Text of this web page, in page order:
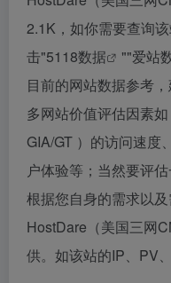
2.1K，如你需要查询
击"5118数据 ""爱站
目前的网站数据参考
多网站价值评估因素
GIA/GT ）的访问速度
户体验等；当然要评
根据您自身的需求以
HostDare（美国三网
供。如该站的IP、PV